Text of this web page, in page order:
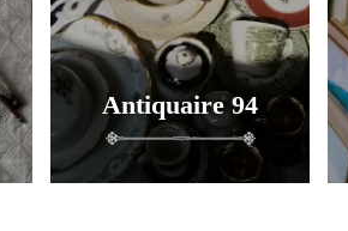
Antiquaire 94